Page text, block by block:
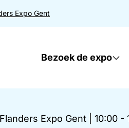
Expo Gent
Bezoek de expo
Flanders Expo Gent 10:00 -